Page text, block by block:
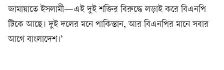
জামায়াতে ইসলামী—এই দুই শক্তির বিরুদ্ধে লড়াই করে বিএনপি
টিকে আছে। দুই দলের মনে পাকিস্তান, আর বিএনপির মানে সবার
আগে বাংলাদেশ।’